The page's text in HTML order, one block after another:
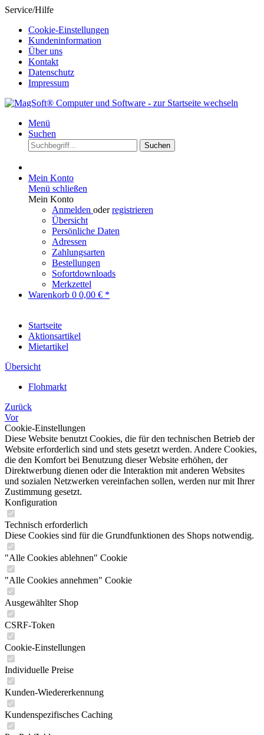
Service/Hilfe
Cookie-Einstellungen
Kundeninformation
Über uns
Kontakt
Datenschutz
Impressum
Menü
Suchen
Suchen
Mein Konto
Menü schließen
Mein Konto
Anmelden oderregistrieren
Übersicht
Persönliche Daten
Adressen
Zahlungsarten
Bestellungen
Sofortdownloads
Merkzettel
Warenkorb 0 0,00 € *
Startseite
Aktionsartikel
Mietartikel
Übersicht
Flohmarkt
Zurück
Vor
Cookie-Einstellungen
Diese Website benutzt Cookies, die für den technischen Betrieb der
Website erforderlich sind und stets gesetzt werden. Andere Cookies,
die den Komfort bei Benutzung dieser Website erhöhen, der
Direktwerbung dienen oder die Interaktion mit anderen Websites
und sozialen Netzwerken vereinfachen sollen, werden nur mit Ihrer
Zustimmung gesetzt.
Konfiguration
Technisch erforderlich
Diese Cookies sind für die Grundfunktionen des Shops notwendig.
"Alle Cookies ablehnen" Cookie
"Alle Cookies annehmen" Cookie
Ausgewählter Shop
CSRF-Token
Cookie-Einstellungen
Individuelle Preise
Kunden-Wiedererkennung
Kundenspezifisches Caching